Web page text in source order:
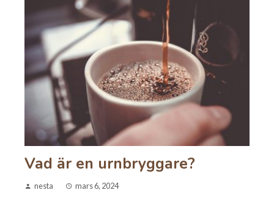
Vad är en urnbryggare?
nesta mars 6, 2024